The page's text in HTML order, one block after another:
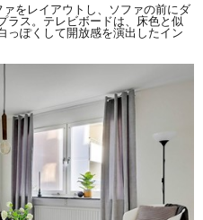
をレイアウトし、ソファの前にダ
ラス。テレビボードは、床色と似
っぽくして開放感を演出したイン